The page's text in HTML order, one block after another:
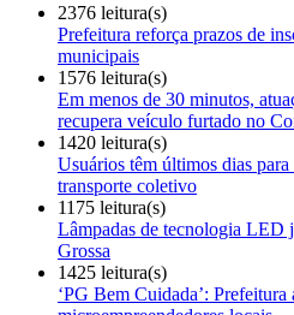
2376 leitura(s)
Prefeitura reforça prazos de
municipais
1576 leitura(s)
Em menos de 30 minutos,
recupera veículo furtado no
1420 leitura(s)
Usuários têm últimos dias
transporte coletivo
1175 leitura(s)
Lâmpadas de tecnologia LED
Grossa
1425 leitura(s)
‘PG Bem Cuidada’: Prefeitura